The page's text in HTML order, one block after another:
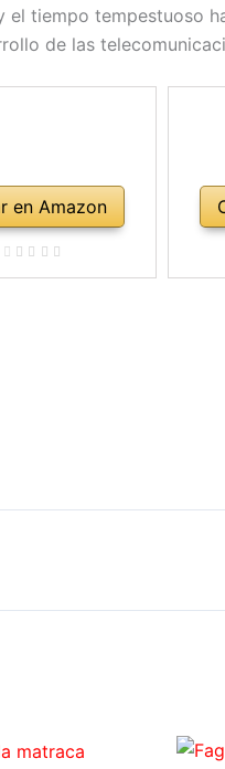
tiempo tempestuoso
de las
en Amazon